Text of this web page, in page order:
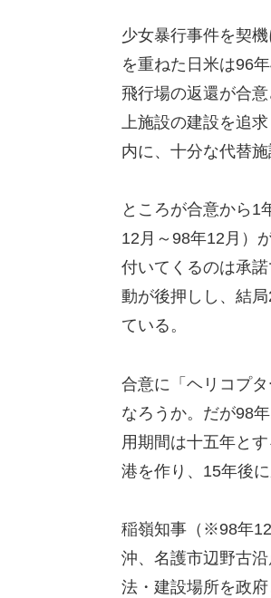
少女暴行事件を契
を重ねた日米は96
飛行場の返還が合
上施設の建設を追
内に、十分な代替
ところが合意から1
12月～98年12月）
付いてくるのは承
動が後押しし、結
ている。
合意に「ヘリコプ
なろうか。だが98
用期間は十五年と
港を作り、15年後
稲嶺知事（※98年
沖、名護市辺野古
法・建設場所を政